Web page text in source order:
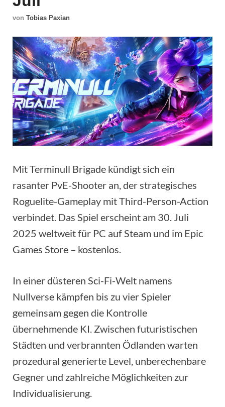
von Tobias Paxian
Mit Terminull Brigade kündigt sich ein
rasanter PvE-Shooter an, der strategisches
Roguelite-Gameplay mit Third-Person-Action
verbindet. Das Spiel erscheint am 30. Juli
2025 weltweit für PC auf Steam und im Epic
Games Store – kostenlos.
In einer düsteren Sci-Fi-Welt namens
Nullverse kämpfen bis zu vier Spieler
gemeinsam gegen die Kontrolle
übernehmende KI. Zwischen futuristischen
Städten und verbrannten Ödlanden warten
prozedural generierte Level, unberechenbare
Gegner und zahlreiche Möglichkeiten zur
Individualisierung.